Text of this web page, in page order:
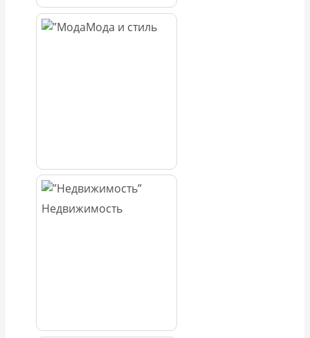
Мода и стиль
Недвижимость